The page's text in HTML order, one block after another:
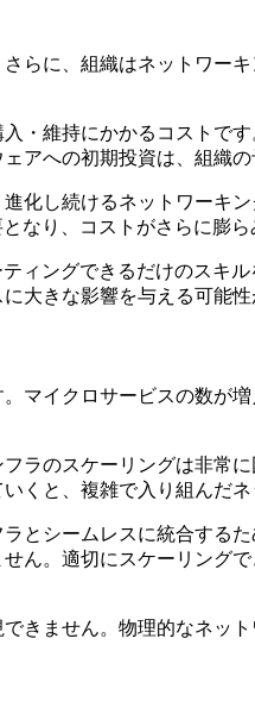
らに、組織はネットワー
・維持にかかるコストで
アへの初期投資は、組織の
化し続けるネットワーキ
なり、コストがさらに膨ら
ィングできるだけのスキ
大きな影響を与える可能性
マイクロサービスの数が
ラのスケーリングは非常
くと、複雑で入り組んだ
とシームレスに統合する
ん。適切にスケーリング
きません。物理的なネッ